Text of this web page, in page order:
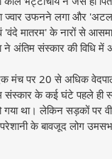
ज्वार उफनने लगा और 'अटल
'वंदे मातरम' के नारों से
अंतिम संस्कार की विधि में
मंच पर 20 से अधिक
संस्कार के कई घंटे पहले ही
था। लेकिन सड़कों पर
के बावजूद लोग